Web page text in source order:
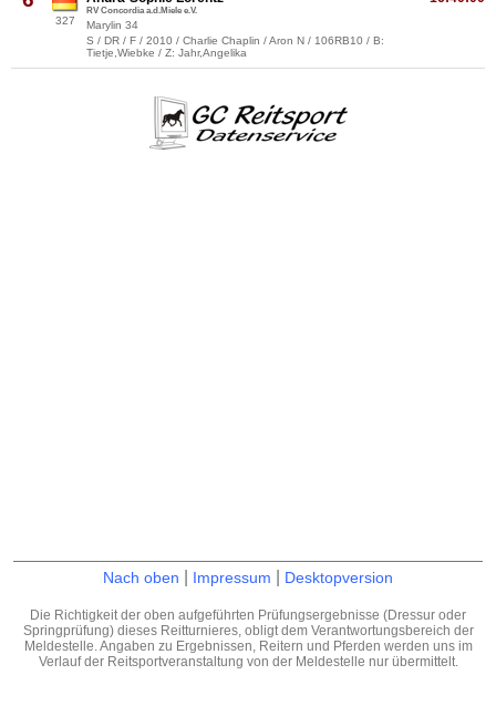
327
RV Concordia a.d.Miele e.V.
Marylin 34
S / DR / F / 2010 / Charlie Chaplin / Aron N / 106RB10 / B:
Tietje,Wiebke / Z: Jahr,Angelika
Nach oben Impressum Desktopversion
Die Richtigkeit der oben aufgeführten Prüfungsergebnisse (Dressur oder
Springprüfung) dieses Reitturnieres, obligt dem Verantwortungsbereich der
Meldestelle. Angaben zu Ergebnissen, Reitern und Pferden werden uns im
Verlauf der Reitsportveranstaltung von der Meldestelle nur übermittelt.